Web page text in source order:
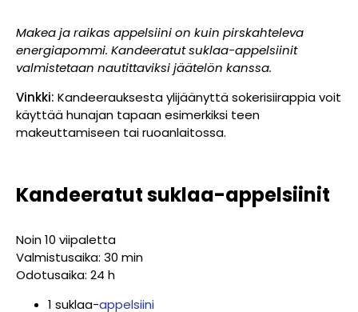
Makea ja raikas appelsiini on kuin pirskahteleva
energiapommi. Kandeeratut suklaa-appelsiinit
valmistetaan nautittaviksi jäätelön kanssa.
Vinkki: Kandeerauksesta ylijäänyttä sokerisiirappia voit
käyttää hunajan tapaan esimerkiksi teen
makeuttamiseen tai ruoanlaitossa.
Kandeeratut suklaa-appelsiinit
Noin 10 viipaletta
Valmistusaika: 30 min
Odotusaika: 24 h
1 suklaa-appelsiini